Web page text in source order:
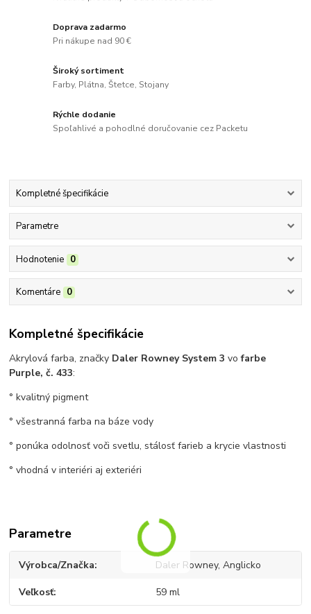
Doprava zadarmo
Pri nákupe nad 90 €
Široký sortiment
Farby, Plátna, Štetce, Stojany
Rýchle dodanie
Spoľahlivé a pohodlné doručovanie cez Packetu
Kompletné špecifikácie
Parametre
Hodnotenie 0
Komentáre 0
Kompletné špecifikácie
Akrylová farba, značky Daler Rowney System 3 vofarbe
Purple, č. 433:
° kvalitný pigment
° všestranná farba na báze vody
° ponúka odolnosť voči svetlu, stálosť farieb a krycie vlastnosti
° vhodná v interiéri aj exteriéri
Parametre
Výrobca/Značka Daler Rowney, Anglicko
Veľkosť 59 ml